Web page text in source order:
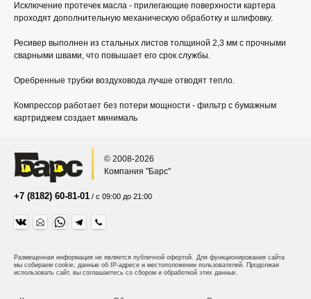
Исключение протечек масла - прилегающие поверхности картера
проходят дополнительную механическую обработку и шлифовку.
Ресивер выполнен из стальных листов толщиной 2,3 мм с прочными
сварными швами, что повышает его срок службы.
Оребренные трубки воздуховода лучше отводят тепло.
Компрессор работает без потери мощности - фильтр с бумажным
картриджем создает минималь
© 2008-2026
Компания "Барс"
+7 (8182) 60-81-01 / с 09:00 до 21:00
Размещенная информация не является публичной офертой. Для функционирования сайта
мы собираем cookie, данные об IP-адресе и местоположении пользователей. Продолжая
использовать сайт, вы соглашаетесь со сбором и обработкой этих данных.